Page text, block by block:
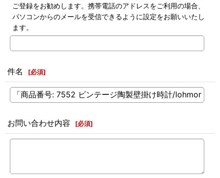
ご登録をお勧めします。携帯電話のアドレスをご利用の場合、
パソコンからのメールを受信できるように設定をお願いいたし
ます。
件名 [必須]
お問い合わせ内容 [必須]